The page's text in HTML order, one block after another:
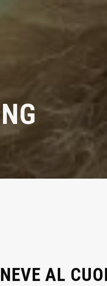
AL